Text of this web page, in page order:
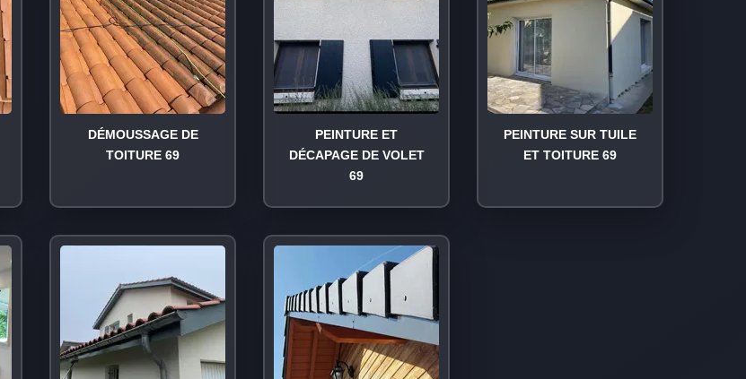
DÉMOUSSAGE DE
TOITURE 69
PEINTURE ET
DÉCAPAGE DE VOLET
69
PEINTURE SUR TUILE
ET TOITURE 69